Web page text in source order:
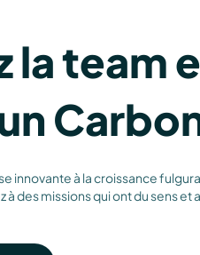
la team
innovante à la croissance
à des missions qui ont du sens et